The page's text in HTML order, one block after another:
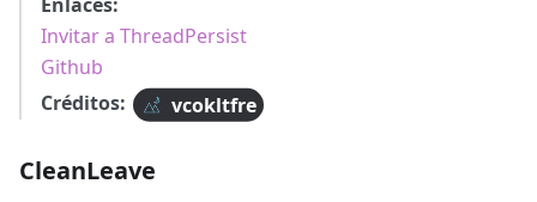
Invitar a ThreadPersist
Github
Créditos:
vcokltfre
CleanLeave